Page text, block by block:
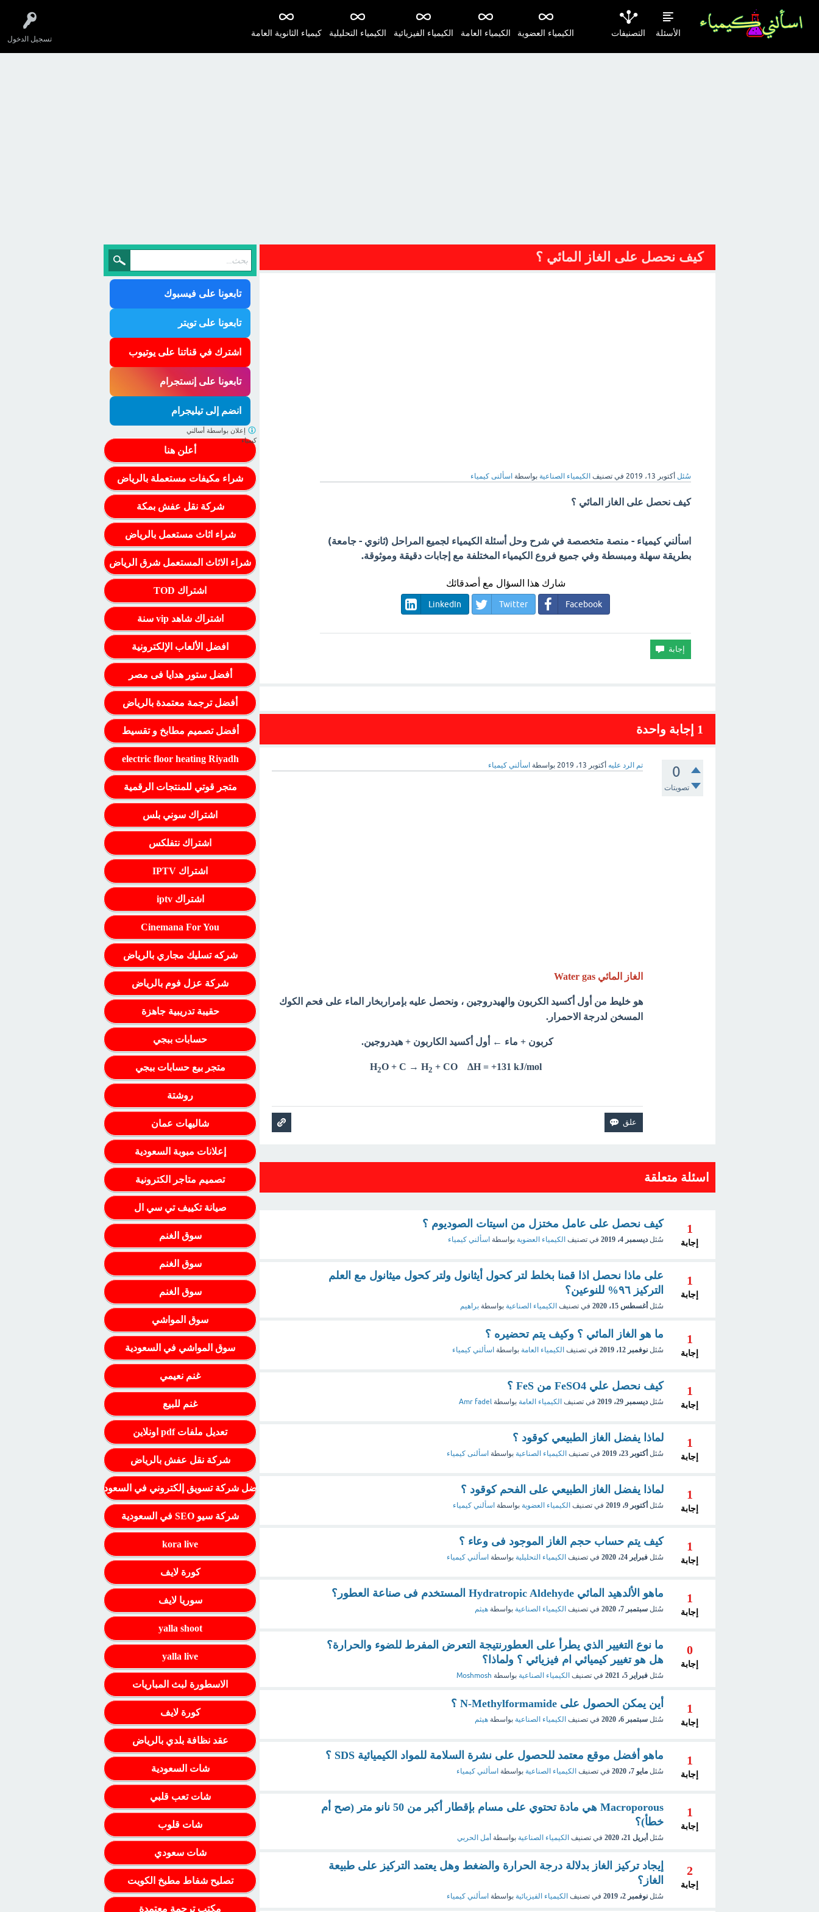
تسجيل الدخول
الأسئلة التصنيفات كيمياء الثانوية العامة الكيمياء التحليلية الكيمياء الفيزيائية الكيمياء العامة الكيمياء العضوية
كيف نحصل على الغاز المائي ؟
سُئل أكتوبر 13، 2019 في تصنيف الكيمياء الصناعية بواسطة اسألنى كيمياء
كيف نحصل على الغاز المائي ؟
اسألني كيمياء - منصة متخصصة في شرح وحل أسئلة الكيمياء لجميع المراحل (ثانوي - جامعة)
بطريقة سهلة ومبسطة وفي جميع فروع الكيمياء المختلفة مع إجابات دقيقة وموثوقة.
شارك هذا السؤال مع أصدقائك
Facebook
Twitter
LinkedIn
1 إجابة واحدة
0
تصويتات
تم الرد عليه أكتوبر 13، 2019 بواسطة اسألني كيمياء
الغاز المائي Water gas
هو خليط من أول أكسيد الكربون والهيدروجين ، ونحصل عليه بإمراربخار الماء على فحم الكوك
المسخن لدرجة الاحمرار.
كربون + ماء ← أول أكسيد الكاربون + هيدروجين.
2O + C → H2 + CO ΔH = +131 kJ/mol
اسئلة متعلقة
1
إجابة
كيف نحصل على عامل مختزل من اسيتات الصوديوم ؟
سُئل ديسمبر 4، 2019 في تصنيف الكيمياء العضوية بواسطة اسألني كيمياء
1
إجابة
على ماذا نحصل اذا قمنا بخلط لتر كحول أيثانول ولتر كحول ميثانول مع العلم
التركيز ٩٦% للنوعين؟
سُئل أغسطس 15، 2020 في تصنيف الكيمياء الصناعية بواسطة براهيم
1
إجابة
ما هو الغاز المائي ؟ وكيف يتم تحضيره ؟
سُئل نوفمبر 12، 2019 في تصنيف الكيمياء العامة بواسطة اسألني كيمياء
1
إجابة
كيف نحصل علي FeSO4 من FeS ؟
سُئل ديسمبر 29، 2019 في تصنيف الكيمياء العامة بواسطة Amr fadel
1
إجابة
لماذا يفضل الغاز الطبيعي كوقود ؟
سُئل أكتوبر 23، 2019 في تصنيف الكيمياء الصناعية بواسطة اسألنى كيمياء
1
إجابة
لماذا يفضل الغاز الطبيعي على الفحم كوقود ؟
سُئل أكتوبر 9، 2019 في تصنيف الكيمياء العضوية بواسطة اسألني كيمياء
1
إجابة
كيف يتم حساب حجم الغاز الموجود فى وعاء ؟
سُئل فبراير 24، 2020 في تصنيف الكيمياء التحليلية بواسطة اسألني كيمياء
1
إجابة
ماهو الألدهيد المائي Hydratropic Aldehyde المستخدم فى صناعة العطور؟
سُئل سبتمبر 7، 2020 في تصنيف الكيمياء الصناعية بواسطة هيثم
0
إجابة
ما نوع التغيير الذي يطرأ على العطورنتيجة التعرض المفرط للضوء والحرارة؟
هل هو تغيير كيميائي ام فيزيائي ؟ ولماذا؟
سُئل فبراير 5، 2021 في تصنيف الكيمياء الصناعية بواسطة Moshmosh
1
إجابة
أين يمكن الحصول على N-Methylformamide ؟
سُئل سبتمبر 6، 2020 في تصنيف الكيمياء الصناعية بواسطة هيثم
1
إجابة
ماهو أفضل موقع معتمد للحصول على نشرة السلامة للمواد الكيميائية SDS ؟
سُئل مايو 7، 2020 في تصنيف الكيمياء الصناعية بواسطة اسألني كيمياء
1
إجابة
Macroporous هي مادة تحتوي على مسام بإقطار أكبر من 50 نانو متر (صح أم
خطأ)؟
سُئل أبريل 21، 2020 في تصنيف الكيمياء الصناعية بواسطة أمل الحربي
2
إجابة
إيجاد تركيز الغاز بدلالة درجة الحرارة والضغط وهل يعتمد التركيز على طبيعة
الغاز؟
سُئل نوفمبر 2، 2019 في تصنيف الكيمياء الفيزيائية بواسطة اسألني كيمياء
تابعونا على فيسبوك
تابعونا على تويتر
اشترك في قناتنا على يوتيوب
تابعونا على إنستجرام
انضم إلى تيليجرام
أعلن هنا
شراء مكيفات مستعملة بالرياض
شركة نقل عفش بمكة
شراء اثاث مستعمل بالرياض
شراء الاثاث المستعمل شرق الرياض
اشتراك TOD
اشتراك شاهد vip سنة
افضل الألعاب الإلكترونية
أفضل ستور هدايا فى مصر
أفضل ترجمة معتمدة بالرياض
أفضل تصميم مطابخ و تقسيط
electric floor heating Riyadh
متجر قوتي للمنتجات الرقمية
اشتراك سوني بلس
اشتراك نتفلكس
اشتراك IPTV
اشتراك iptv
Cinemana For You
شركه تسليك مجاري بالرياض
شركة عزل فوم بالرياض
حقيبة تدريبية جاهزة
حسابات ببجي
متجر بيع حسابات ببجي
روشتة
شاليهات عمان
إعلانات مبوبة السعودية
تصميم متاجر الكترونية
صيانة تكييف تي سي ال
سوق الغنم
سوق الغنم
سوق الغنم
سوق المواشي
سوق المواشي في السعودية
غنم نعيمي
غنم للبيع
تعديل ملفات pdf اونلاين
شركة نقل عفش بالرياض
أفضل شركة تسويق إلكتروني في السعودية
شركة سيو SEO في السعودية
kora live
كورة لايف
سوريا لايف
yalla shoot
yalla live
الاسطورة لبث المباريات
كورة لايف
عقد نظافة بلدي بالرياض
شات السعودية
شات تعب قلبي
شات قلوب
شات سعودي
تصليح شفاط مطبخ الكويت
مكتب ترجمة معتمدة
إعلان بواسطة أسالني
كيمياء